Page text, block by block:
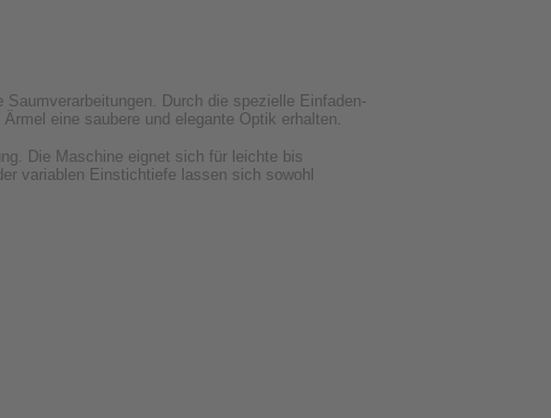
Durch die spezielle Einfaden-
eine saubere und elegante Optik erhalten.
Die Maschine eignet sich für leichte bis
variablen Einstichtiefe lassen sich sowohl